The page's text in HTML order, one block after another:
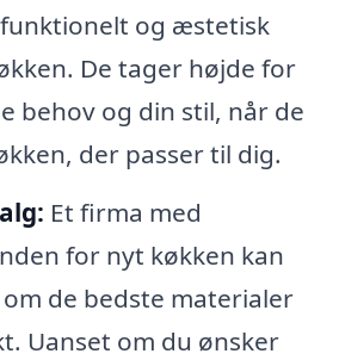
og æstetisk
De tager højde for
behov og din stil, når de
der passer til dig.
Et firma med
for nyt køkken kan
de bedste materialer
Uanset om du ønsker